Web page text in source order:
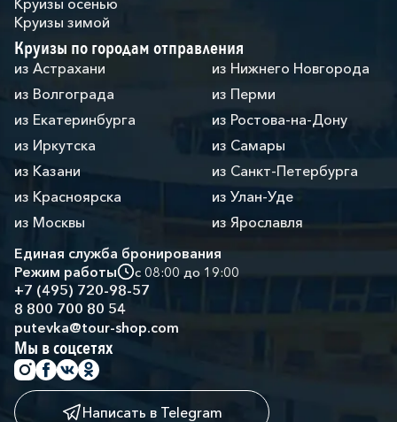
Круизы осенью
Круизы зимой
Круизы по городам отправления
из Астрахани
из Волгограда
из Екатеринбурга
из Иркутска
из Казани
из Красноярска
из Москвы
из Нижнего Новгорода
из Перми
из Ростова-на-Дону
из Самары
из Санкт-Петербурга
из Улан-Уде
из Ярославля
Единая служба бронирования
Режим работы
с 08:00 до 19:00
+7 (495) 720-98-57
8 800 700 80 54
putevka@tour-shop.com
Мы в соцсетях
Написать в Telegram